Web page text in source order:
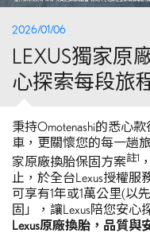
2026/01/06
LEXUS獨家原
心探索每段旅
秉持Omotenashi的悉心
車，更關懷您的每一趟
家原廠換胎保固方案註1
止，於全台Lexus授權
可享有1年或1萬公里(以
固」，讓Lexus陪您安心
Lexus原廠換胎，品質與